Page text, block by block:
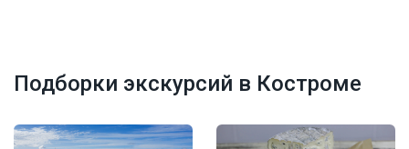
Подборки экскурсий в Костроме